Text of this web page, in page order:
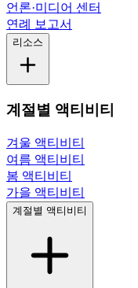
언론·미디어 센터
연례 보고서
리소스
계절별 액티비티
겨울 액티비티
여름 액티비티
봄 액티비티
가을 액티비티
계절별 액티비티